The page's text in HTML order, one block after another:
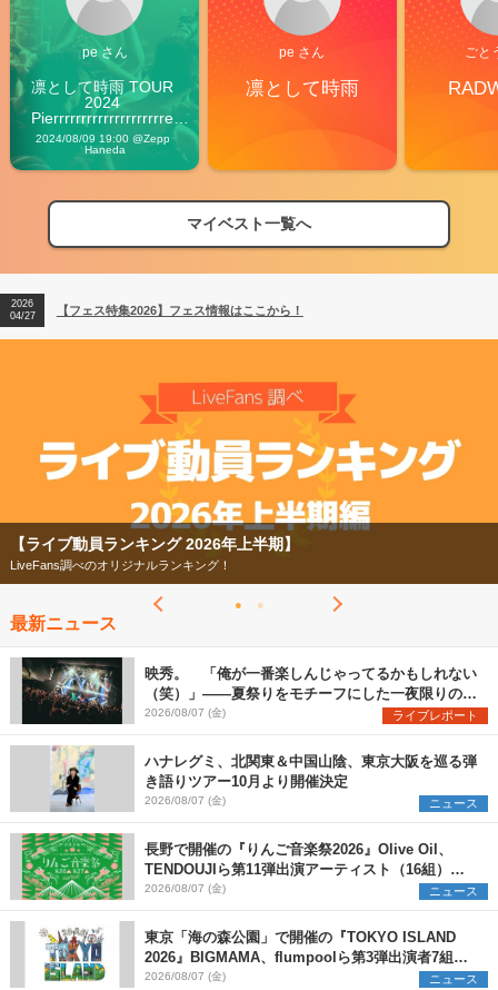
pe さん
凛として時雨 TOUR
2024
Pierrrrrrrrrrrrrrrrrrrre
Vibes
2024/08/09 19:00 @Zepp
Haneda
pe さん
凛として時雨
ごと
マイベスト一覧へ
【フェス特集2026】フェス情報はここから！
【ライブ動員ランキング】2026年上半期編発表！
2026
04/27
【フェス特集2026】フェス情報はここから！
2026
【ライブ動員ランキング 2026年上半期】
LiveFans調べのオリジナルランキング！
最新ニュース
映秀。 「俺が一番楽しんじゃってるかもしれない
（笑）」――夏祭りをモチーフにした一夜限りのス
ペシャルライブ『色祭』レポート
2026/08/07 (金) ライブレポート
ハナレグミ、北関東＆中国山陰、東京大阪を巡る弾
き語りツアー10月より開催決定
2026/08/07 (金) ニュース
長野で開催の『りんご音楽祭2026』Olive Oil、
TENDOUJIら第11弾出演アーティスト（16組）を
発表
2026/08/07 (金) ニュース
東京「海の森公園」で開催の『TOKYO ISLAND
2026』BIGMAMA、flumpoolら第3弾出演者7組を
発表 ワークショップ・アート出展者を募集
2026/08/07 (金) ニュース